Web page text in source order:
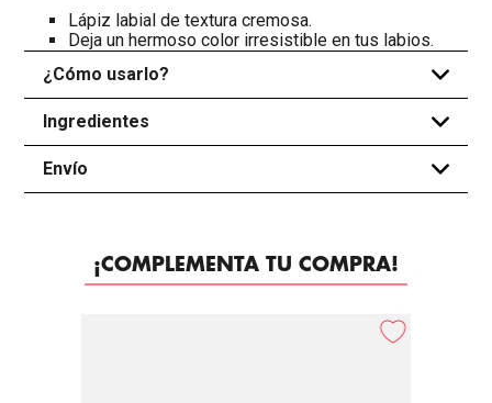
Lápiz labial de textura cremosa.
Deja un hermoso color irresistible en tus labios.
¿Cómo usarlo?
+
Ingredientes +
Envío +
¡COMPLEMENTA TU COMPRA!